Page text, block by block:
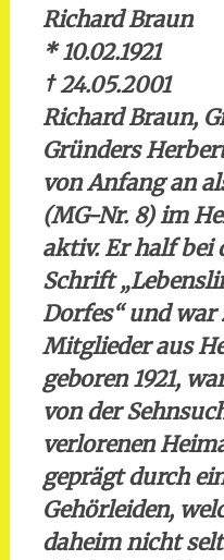
Richard Braun
* 10.02.1921
† 24.05.2001
Richard Braun,
Gründers
von Anfang an
(MG-Nr. 8) im
aktiv. Er half bei
Schrift
Dorfes“ und
Mitglieder aus
geboren 1921,
von der
verlorenen
geprägt durch
Gehörleiden,
daheim nicht